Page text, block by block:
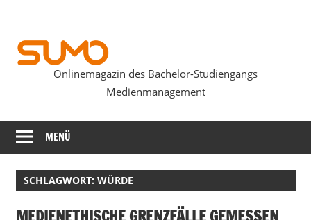
springen
SUMOmag
Onlinemagazin des Bachelor-Studiengangs
Medienmanagement
MENÜ
SCHLAGWORT: WÜRDE